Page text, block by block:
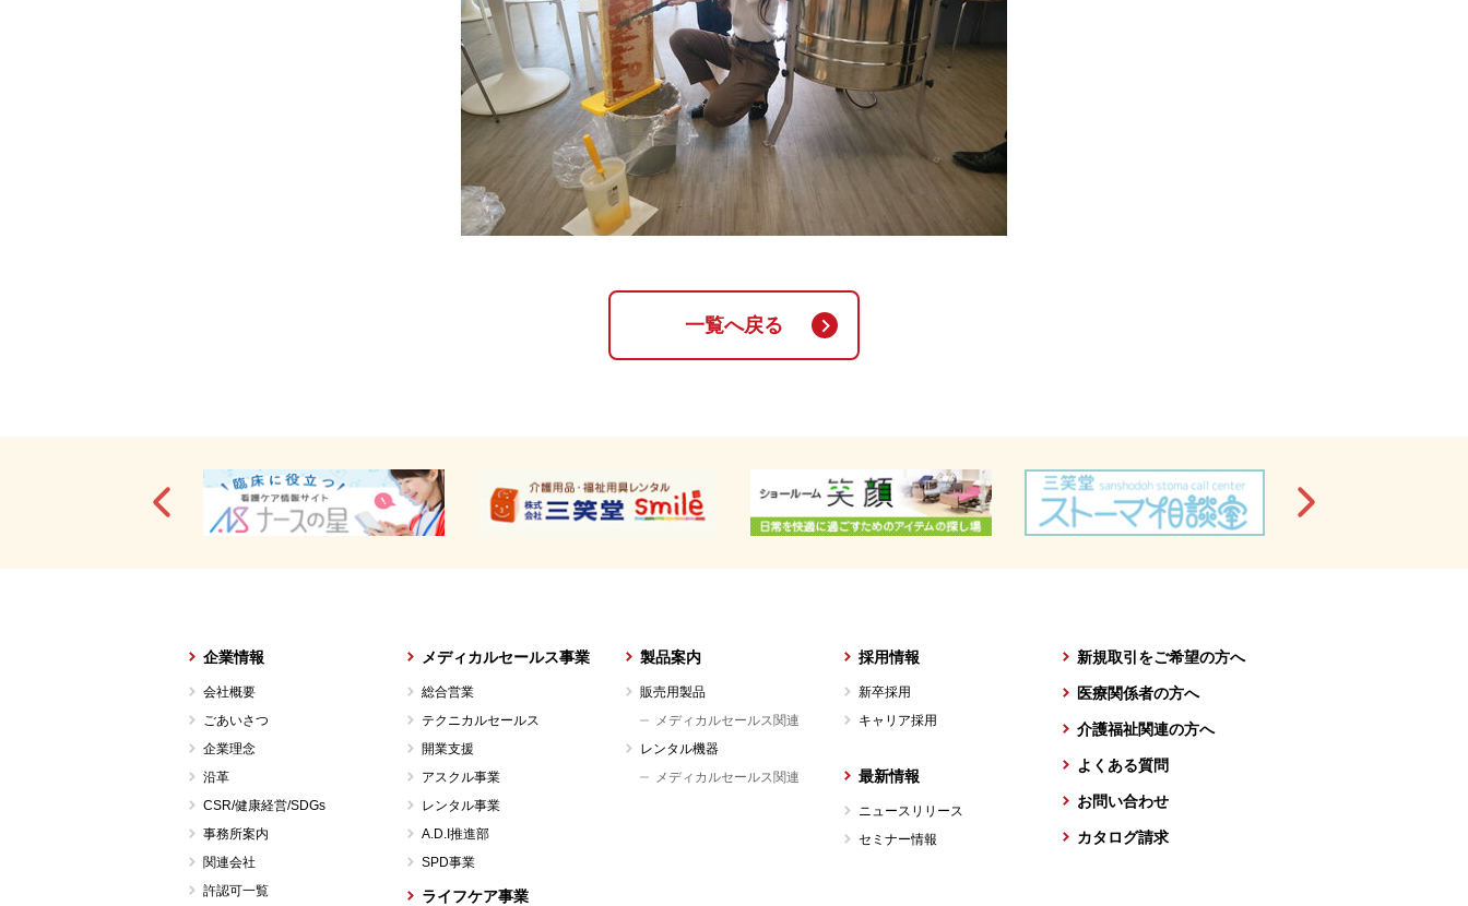
一覧へ戻る
企業情報
会社概要
ごあいさつ
企業理念
沿革
CSR/健康経営/SDGs
事務所案内
関連会社
許認可一覧
メディカルセールス事業
総合営業
テクニカルセールス
開業支援
アスクル事業
レンタル事業
A.D.I推進部
SPD事業
ライフケア事業
製品案内
販売用製品
メディカルセールス関連
レンタル機器
メディカルセールス関連
採用情報
新卒採用
キャリア採用
最新情報
ニュースリリース
セミナー情報
新規取引をご希望の方へ
医療関係者の方へ
介護福祉関連の方へ
よくある質問
お問い合わせ
カタログ請求